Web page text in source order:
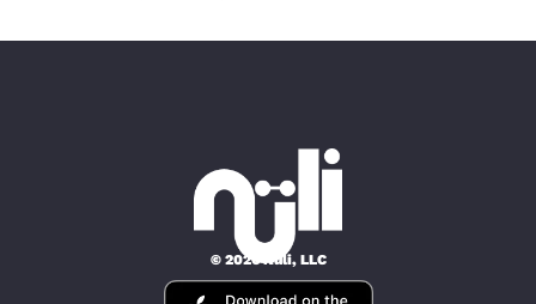
© 2026 Nüli, LLC